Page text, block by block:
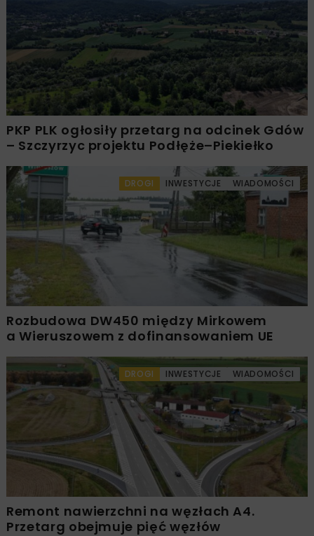
PKP PLK ogłosiły przetarg na odcinek Gdów
– Szczyrzyc projektu Podłęże–Piekiełko
DROGI INWESTYCJE WIADOMOŚCI
Rozbudowa DW450 między Mirkowem
a Wieruszowem z dofinansowaniem UE
DROGI INWESTYCJE WIADOMOŚCI
Remont nawierzchni na węzłach A4.
Przetarg obejmuje pięć węzłów